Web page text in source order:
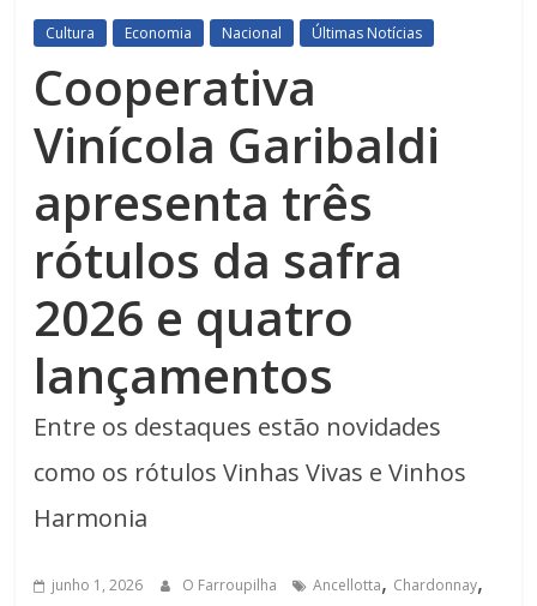
Cultura Economia Nacional Últimas Notícias
Cooperativa
Vinícola Garibaldi
apresenta três
rótulos da safra
2026 e quatro
lançamentos
Entre os destaques estão novidades
como os rótulos Vinhas Vivas e Vinhos
Harmonia
junho 1, 2026 O Farroupilha Ancellotta, Chardonnay,